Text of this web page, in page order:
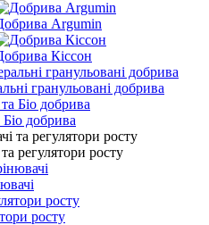
Argumin
Кіссон
гранульовані добрива
Біо добрива
регулятори росту
росту